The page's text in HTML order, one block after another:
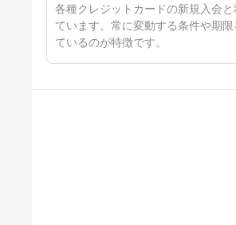
えて、さらに1ヶ月間は毎日
5％OFFになる入会キャンペー
ンが開催されています
8ヶ月前
各種クレジットカードの新規入会
ています。常に変動する条件や期
ているのが特徴です。